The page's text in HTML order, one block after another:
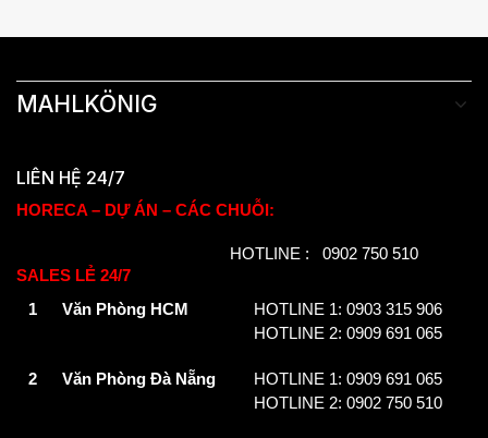
MAHLKÖNIG
LIÊN HỆ 24/7
HORECA – DỰ ÁN – CÁC CHUỖI:
HOTLINE : 0902 750 510
SALES LẺ 24/7
1
Văn Phòng HCM
HOTLINE 1: 0903 315 906
HOTLINE 2: 0909 691 065
2 Văn Phòng Đà Nẵng
HOTLINE 1: 0909 691 065
HOTLINE 2: 0902 750 510